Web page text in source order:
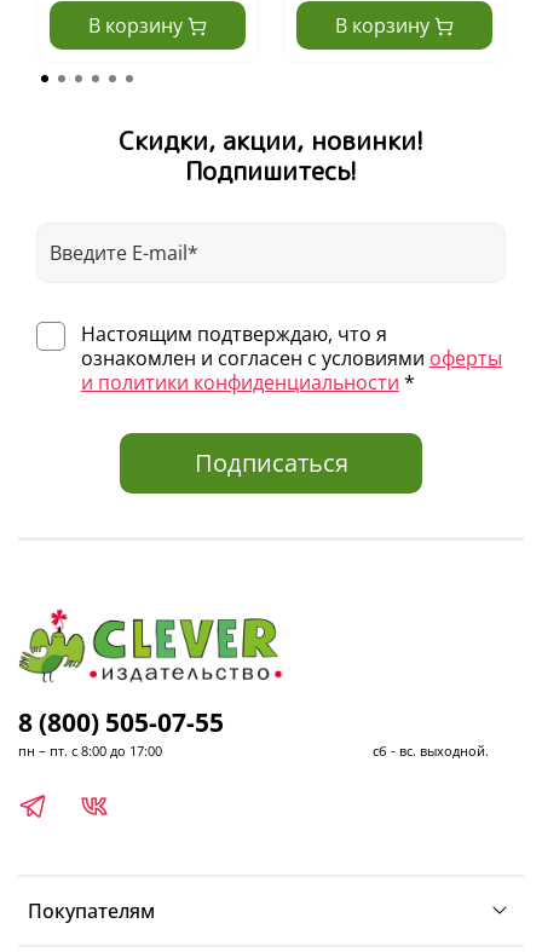
В корзину В корзину
Скидки, акции, новинки!
Подпишитесь!
Настоящим подтверждаю, что я
ознакомлен и согласен с условиями оферты
и политики конфиденциальности *
Подписаться
Покупателям
8 (800) 505-07-55
пн – пт. с 8:00 до 17:00 сб - вс. выходной.